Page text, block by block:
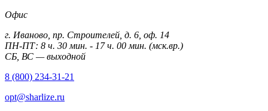
Офис
г. Иваново, пр. Строителей, д. 6, оф. 14
ПН-ПТ: 8 ч. 30 мин. - 17 ч. 00 мин. (мск.вр.)
СБ, ВС — выходной
8 (800) 234-31-21
opt@sharlize.ru